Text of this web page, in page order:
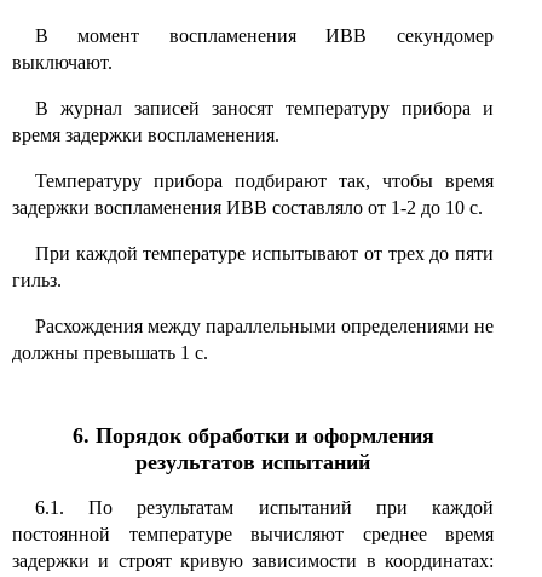
В момент воспламенения ИВВ секундомер
выключают.
В журнал записей заносят температуру прибора и
время задержки воспламенения.
Температуру прибора подбирают так, чтобы время
задержки воспламенения ИВВ составляло от 1-2 до 10 с.
При каждой температуре испытывают от трех до пяти
гильз.
Расхождения между параллельными определениями не
должны превышать 1 с.
6. Порядок обработки и оформления
результатов испытаний
6.1. По результатам испытаний при каждой
постоянной температуре вычисляют среднее время
задержки и строят кривую зависимости в координатах: